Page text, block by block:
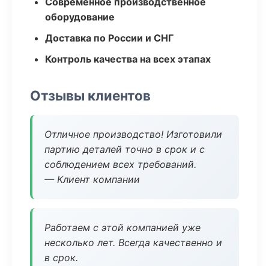
оборудование
Доставка по России и СНГ
Контроль качества на всех этапах
Отзывы клиентов
Отличное производство! Изготовили
партию деталей точно в срок и с
соблюдением всех требований.
— Клиент компании
Работаем с этой компанией уже
несколько лет. Всегда качественно и
в срок.